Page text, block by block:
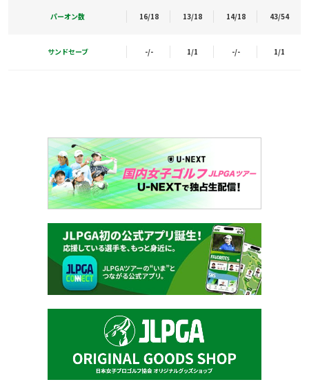
パーオン数 16/18 13/18 14/18 43/54
サンドセーブ -/- 1/1 -/- 1/1